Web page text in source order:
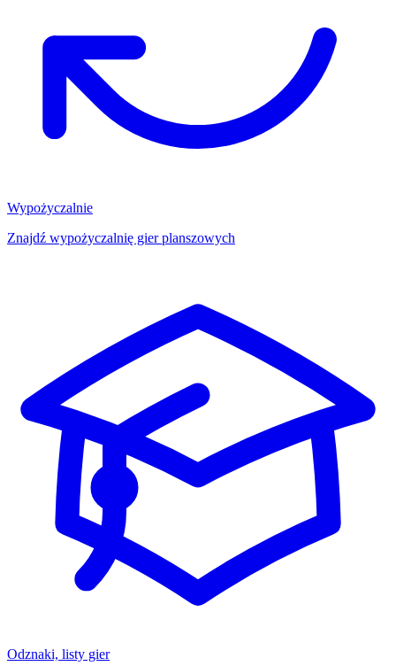
Wypożyczalnie
Znajdź wypożyczalnię gier planszowych
Odznaki, listy gier